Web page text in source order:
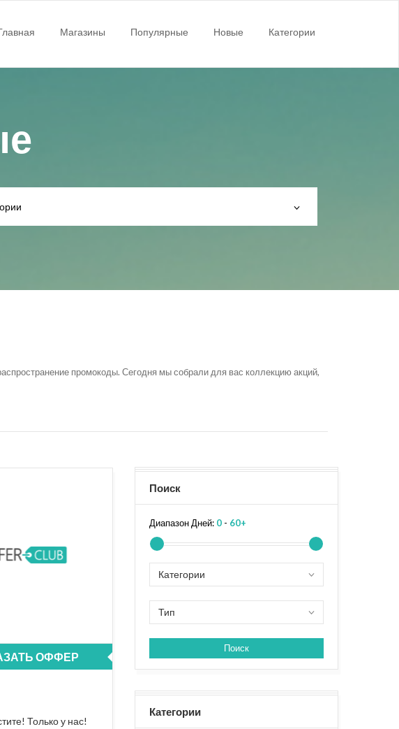
Магазины Популярные Новые Категории
промокоды. Сегодня мы собрали для вас коллекцию акций,
ОФФЕР
Только у нас!
Поиск
Диапазон Дней: 0 - 60+
Категории
Тип
Поиск
Категории